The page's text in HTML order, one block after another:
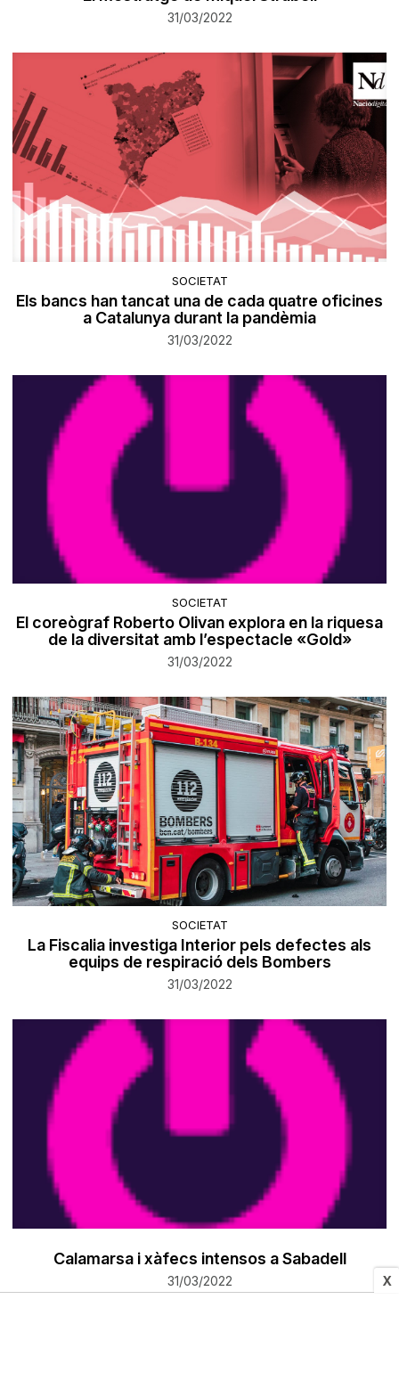
X
31/03/2022
SOCIETAT
Els bancs han tancat una de cada quatre oficines
a Catalunya durant la pandèmia
31/03/2022
SOCIETAT
El coreògraf Roberto Olivan explora en la riquesa
de la diversitat amb l’espectacle «Gold»
31/03/2022
SOCIETAT
La Fiscalia investiga Interior pels defectes als
equips de respiració dels Bombers
31/03/2022
Calamarsa i xàfecs intensos a Sabadell
31/03/2022